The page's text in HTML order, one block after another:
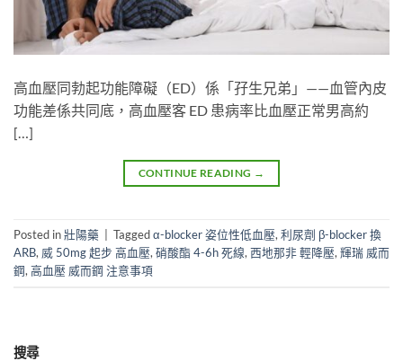
高血壓同勃起功能障礙（ED）係「孖生兄弟」——血管內皮
功能差係共同底，高血壓客 ED 患病率比血壓正常男高約
[…]
CONTINUE READING →
Posted in壯陽藥 Taggedα-blocker 姿位性低血壓, 利尿劑 β-blocker 換
ARB, 威 50mg 起步 高血壓, 硝酸酯 4-6h 死線, 西地那非 輕降壓, 輝瑞 威而
鋼, 高血壓 威而鋼 注意事項
搜尋